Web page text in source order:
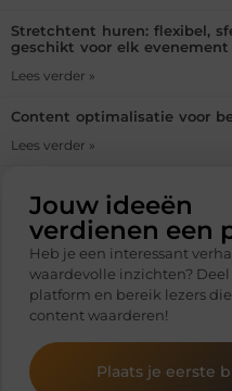
Stretchtent huren: flexibel,
geschikt voor elk evenement
Lees verder »
Content optimalisatie voor
Lees verder »
Jouw ideeën
verdienen een
Heb je een interessant
waardevolle inzichten? Deel
platform en bereik lezers
content waarderen!
Plaats je eerste